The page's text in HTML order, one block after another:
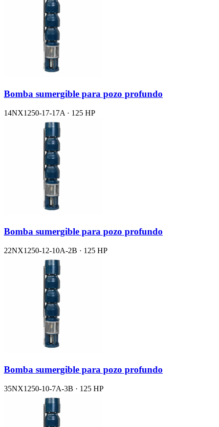
Bomba sumergible para pozo profundo
14NX1250-17-17A · 125 HP
Bomba sumergible para pozo profundo
22NX1250-12-10A-2B · 125 HP
Bomba sumergible para pozo profundo
35NX1250-10-7A-3B · 125 HP